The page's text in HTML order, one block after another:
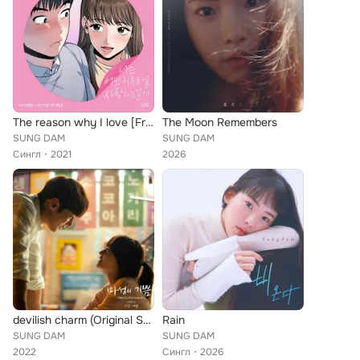
The reason why I love [From "Anonymous, I Know You!" (Original Soundtrack) Pt. 2]
SUNG DAM
Сингл
2021
The Moon Remembers
SUNG DAM
2026
devilish charm (Original Soundtrack) Part.2
SUNG DAM
2022
Rain
SUNG DAM
Сингл
2026